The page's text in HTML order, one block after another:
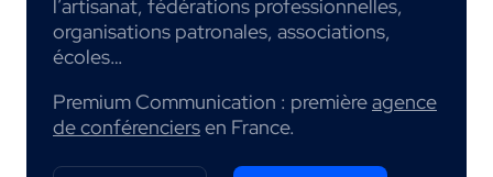
l’artisanat, fédérations professionnelles,
organisations patronales, associations,
écoles…
Premium Communication : premièreagence
de conférenciersen France.